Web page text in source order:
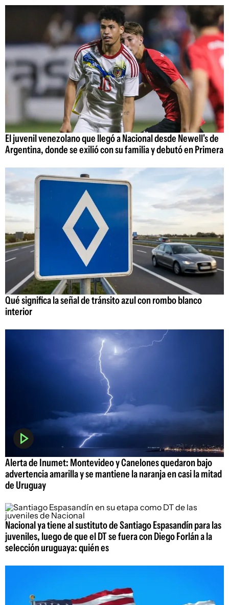
El juvenil venezolano que llegó a Nacional desde Newell's de
Argentina, donde se exilió con su familia y debutó en Primera
Qué significa la señal de tránsito azul con rombo blanco
interior
Alerta de Inumet: Montevideo y Canelones quedaron bajo
advertencia amarilla y se mantiene la naranja en casi la mitad
de Uruguay
Nacional ya tiene al sustituto de Santiago Espasandín para las
juveniles, luego de que el DT se fuera con Diego Forlán a la
selección uruguaya: quién es